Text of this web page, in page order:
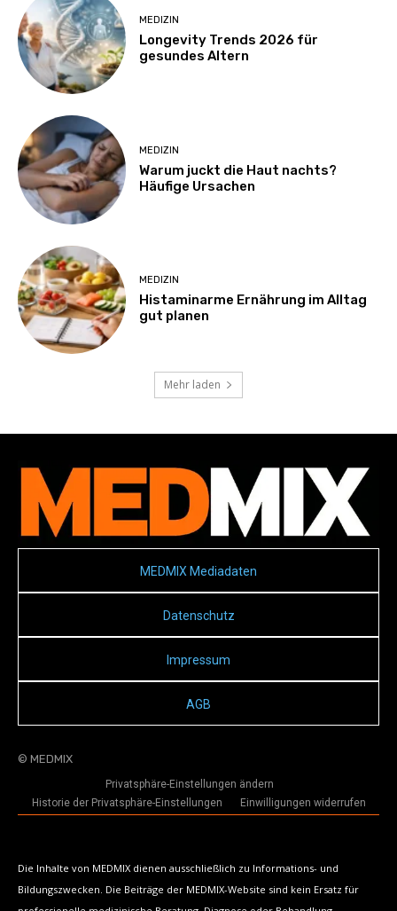
MEDIZIN
Longevity Trends 2026 für
gesundes Altern
MEDIZIN
Warum juckt die Haut nachts?
Häufige Ursachen
MEDIZIN
Histaminarme Ernährung im Alltag
gut planen
Mehr laden
MEDMIX Mediadaten
Datenschutz
Impressum
AGB
© MEDMIX
Privatsphäre-Einstellungen ändern
Historie der Privatsphäre-Einstellungen
Einwilligungen widerrufen
Die Inhalte von MEDMIX dienen ausschließlich zu Informations- und
Bildungszwecken. Die Beiträge der MEDMIX-Website sind kein Ersatz für